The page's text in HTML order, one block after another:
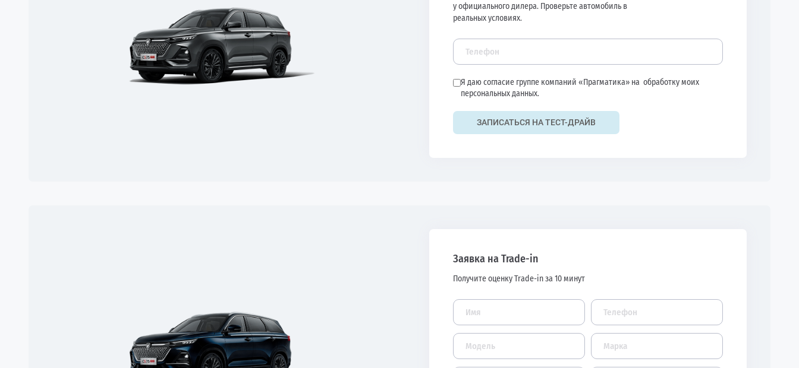
у официального дилера. Проверьте автомобиль в
реальных условиях.
Я даю согласие группе компаний «Прагматика» на обработку моих
персональных данных.
ЗАПИСАТЬСЯ НА ТЕСТ-ДРАЙВ
Заявка на Trade-in
Получите оценку Trade-in за 10 минут